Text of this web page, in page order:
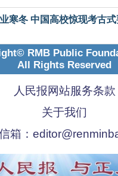
寒冬 中国高校惊现考古
RMB Public
All Rights Reserved
人民报网站服务条款
关于我们
箱：